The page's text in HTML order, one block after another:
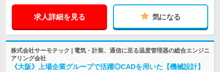
求人詳細を見る 気になる
株式会社サーモテック | 電気・計装、通信に至る温度管理器の総合エンジニ
アリング会社
《大阪》上場企業グループで活躍◎CADを用いた【機械設計】